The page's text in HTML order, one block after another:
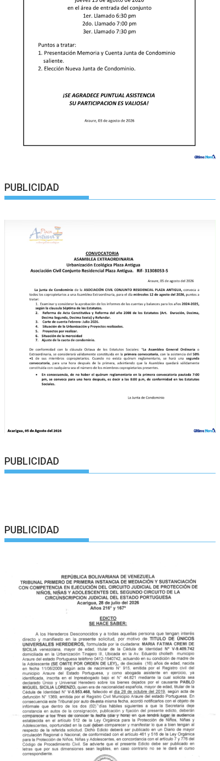
PUBLICIDAD
PUBLICIDAD
PUBLICIDAD